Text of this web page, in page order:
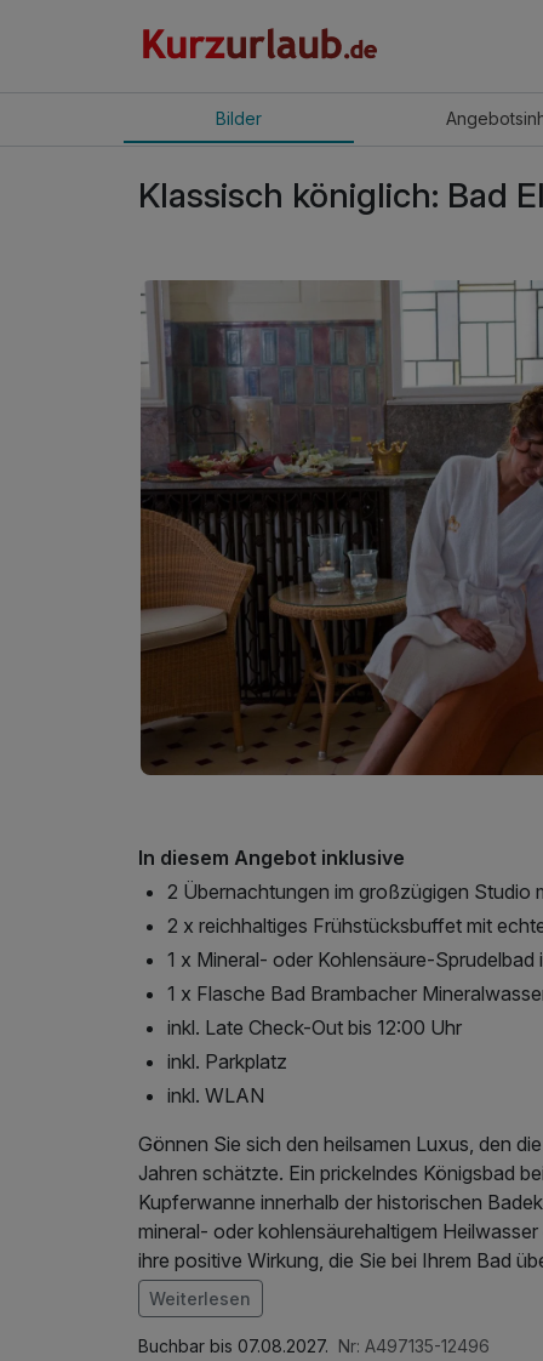
Bilder Angebot
Klassisch königlich: Bad
In diesem Angebot inklusive
2 Übernachtungen im großzügigen Studio
2 x reichhaltiges Frühstücksbuffet mit
1 x Mineral- oder Kohlensäure-Sprudelbad
1 x Flasche Bad Brambacher
inkl. Late Check-Out bis 12:00 Uhr
inkl. Parkplatz
inkl. WLAN
Gönnen Sie sich den heilsamen Luxus, den
Jahren schätzte. Ein prickelndes Königsbad
Kupferwanne innerhalb der historischen
mineral- oder kohlensäurehaltigem
ihre positive Wirkung, die Sie bei Ihrem Bad
Ein weiteres gelebtes Erbe ist das
Jahrhundert mit dem Wissen um die heilsame
frisch aufgeschnittenen Torte: Das
Weiterlesen
Buchbar bis 07.08.2027. Nr: A497135-12496